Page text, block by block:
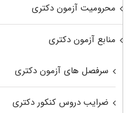
محرومیت آزمون دکتری
منابع آزمون دکتری
سرفصل های آزمون دکتری
ضرایب دروس کنکور دکتری